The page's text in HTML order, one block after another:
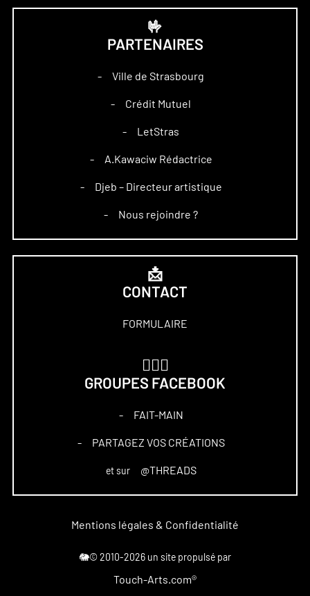
🤟
PARTENAIRES
– Ville de Strasbourg
– Crédit Mutuel
– LetStras
– A.Kawaciw Rédactrice
– Djeb – Directeur artistique
– Nous rejoindre ?
📩
CONTACT
FORMULAIRE
GROUPES FACEBOOK
– FAIT-MAIN
– PARTAGEZ VOS CRÉATIONS
et sur @THREADS
Mentions légales & Confidentialité
🐘© 2010-2026 un site propulsé par
Touch-Arts.com®